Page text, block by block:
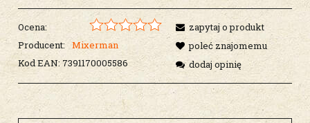
Ocena:
Producent:
Mixerman
Kod EAN: 7391170005586
zapytaj o produkt
poleć znajomemu
dodaj opinię